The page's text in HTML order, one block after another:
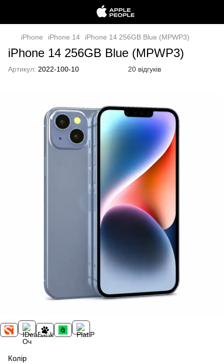
iPhone iPhone 14 iPhone 14 256GB Blue (MPWP3)
iPhone 14 256GB Blue (MPWP3)
Артикул: 2022-100-10 20 відгуків
Колір